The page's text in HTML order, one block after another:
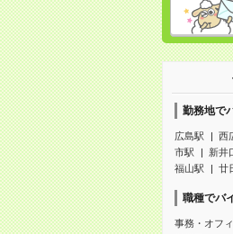
勤務地で
広島駅 西
市駅
新井
福山駅
廿
職種でバ
事務・オフ